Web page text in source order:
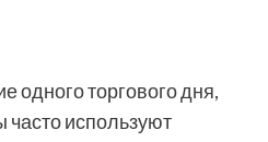
одного торгового дня,
используют